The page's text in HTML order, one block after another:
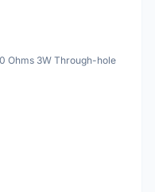
Ohms 3W Through-hole